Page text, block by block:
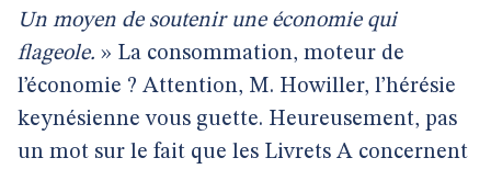
Un moyen de soutenir une économie qui
flageole. » La consommation, moteur de
l’économie ? Attention, M. Howiller, l’hérésie
keynésienne vous guette. Heureusement, pas
un mot sur le fait que les Livrets A concernent